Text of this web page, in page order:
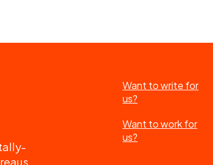
Want to write for
us?
Want to work for
us?